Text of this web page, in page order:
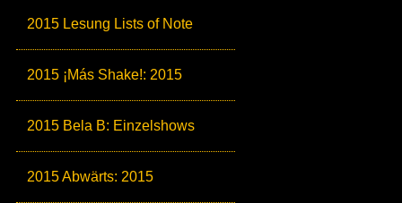
2015 Lesung Lists of Note
2015 ¡Más Shake!: 2015
2015 Bela B: Einzelshows
2015 Abwärts: 2015